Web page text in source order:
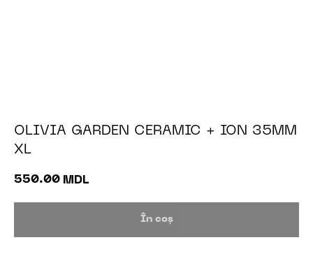
OLIVIA GARDEN CERAMIC + ION 35MM
XL
550.00 MDL
În coș